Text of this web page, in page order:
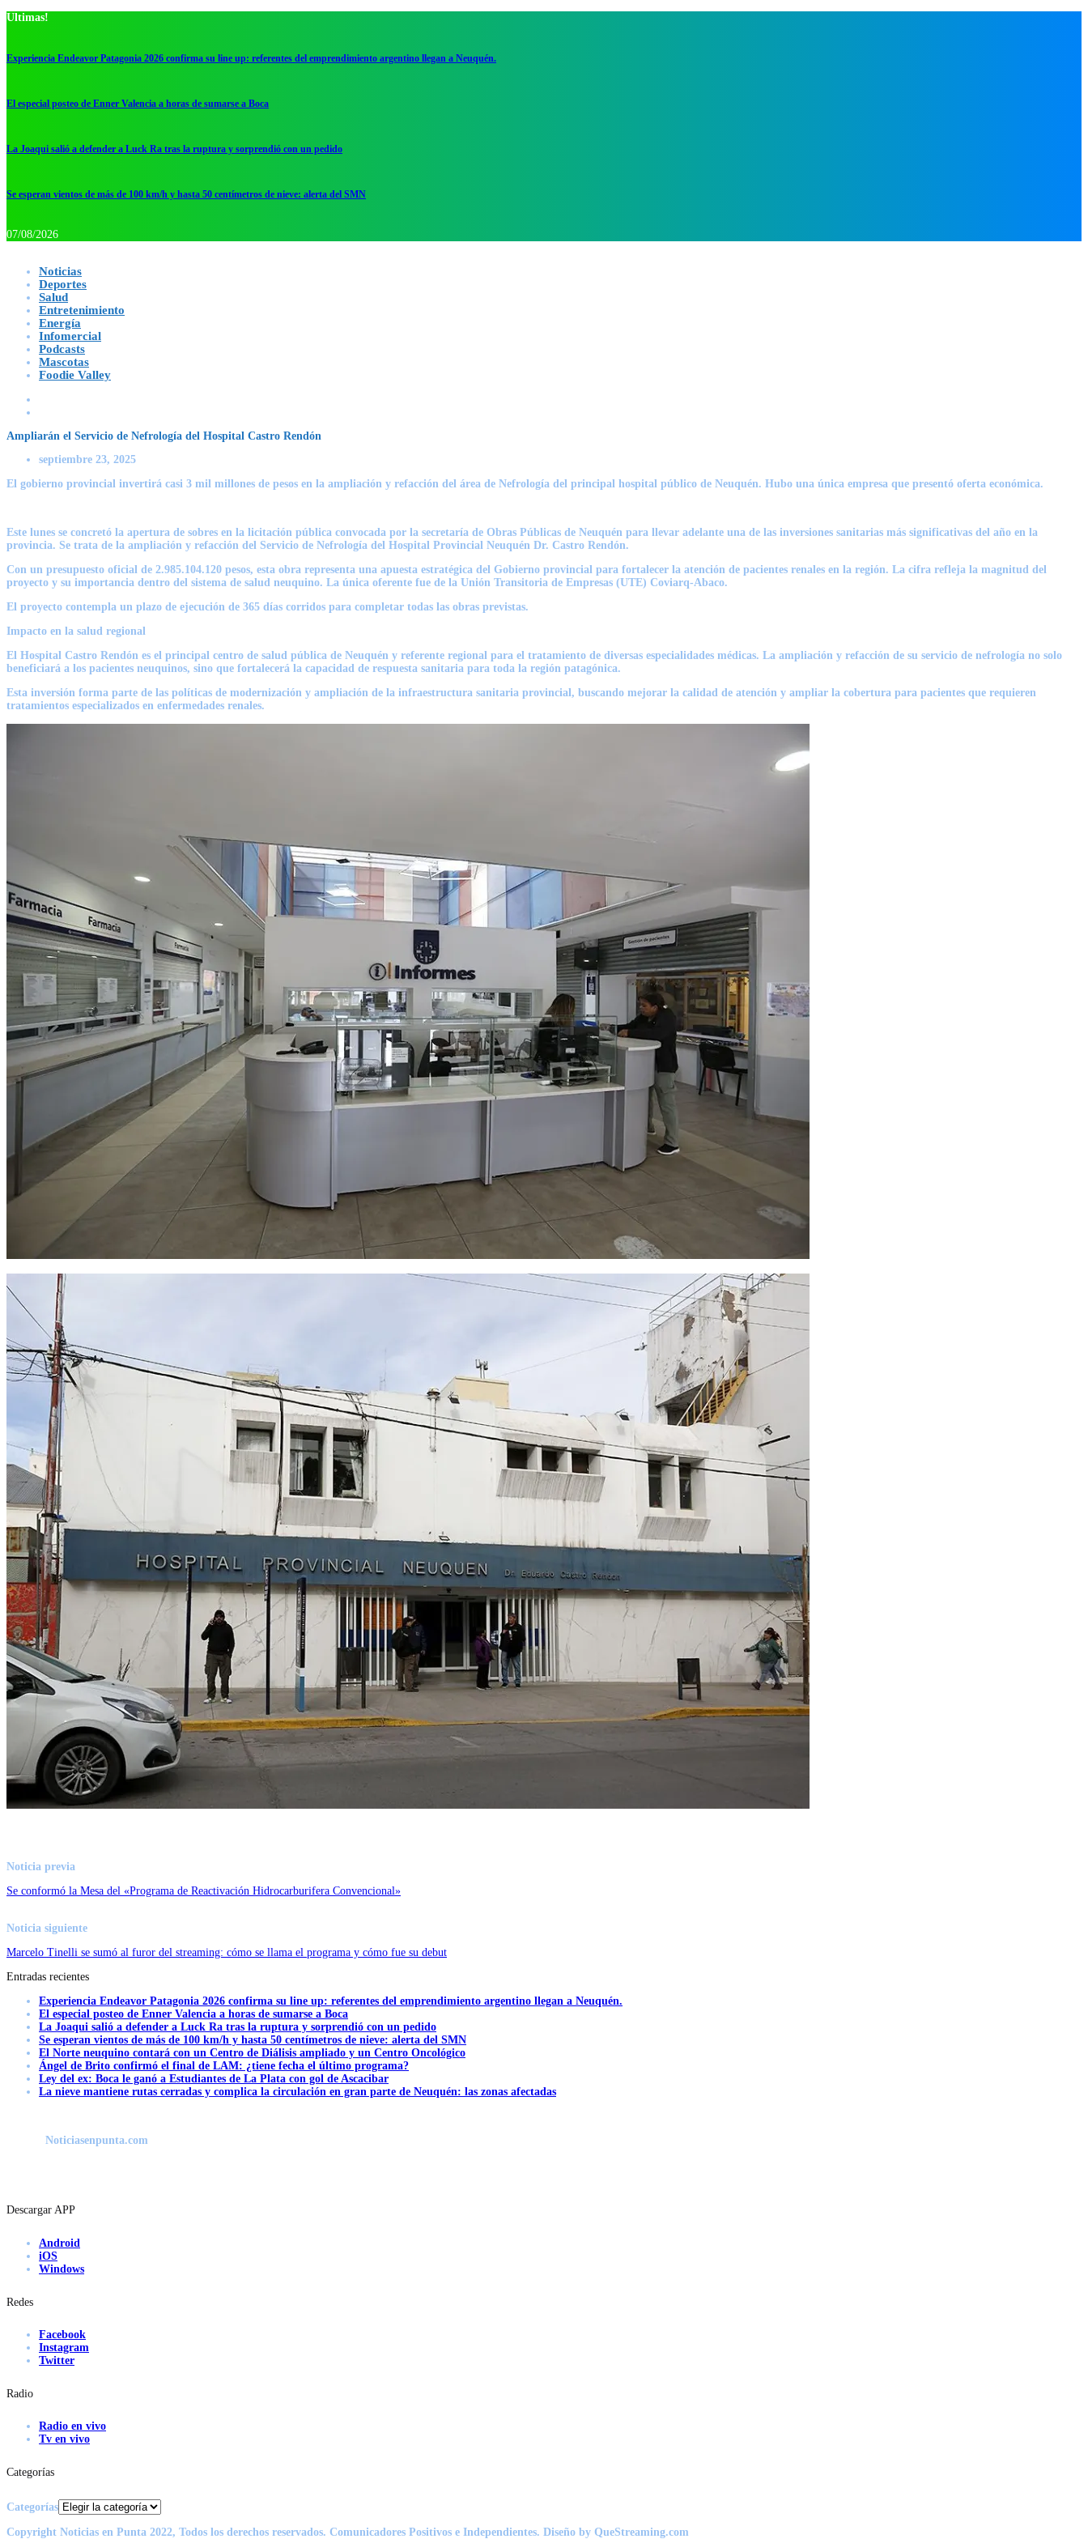
Ultimas!
Experiencia Endeavor Patagonia 2026 confirma su line up: referentes del emprendimiento argentino llegan a Neuquén.
El especial posteo de Enner Valencia a horas de sumarse a Boca
La Joaqui salió a defender a Luck Ra tras la ruptura y sorprendió con un pedido
Se esperan vientos de más de 100 km/h y hasta 50 centímetros de nieve: alerta del SMN
07/08/2026
Noticias
Deportes
Salud
Entretenimiento
Energía
Infomercial
Podcasts
Mascotas
Foodie Valley
Ampliarán el Servicio de Nefrología del Hospital Castro Rendón
septiembre 23, 2025
El gobierno provincial invertirá casi 3 mil millones de pesos en la ampliación y refacción del área de Nefrología del principal hospital público de Neuquén. Hubo una única empresa que presentó oferta económica.
Este lunes se concretó la apertura de sobres en la licitación pública convocada por la secretaría de Obras Públicas de Neuquén para llevar adelante una de las inversiones sanitarias más significativas del año en la
provincia. Se trata de la ampliación y refacción del Servicio de Nefrología del Hospital Provincial Neuquén Dr. Castro Rendón.
Con un presupuesto oficial de 2.985.104.120 pesos, esta obra representa una apuesta estratégica del Gobierno provincial para fortalecer la atención de pacientes renales en la región. La cifra refleja la magnitud del
proyecto y su importancia dentro del sistema de salud neuquino. La única oferente fue de la Unión Transitoria de Empresas (UTE) Coviarq-Abaco.
El proyecto contempla un plazo de ejecución de 365 días corridos para completar todas las obras previstas.
Impacto en la salud regional
El Hospital Castro Rendón es el principal centro de salud pública de Neuquén y referente regional para el tratamiento de diversas especialidades médicas. La ampliación y refacción de su servicio de nefrología no solo
beneficiará a los pacientes neuquinos, sino que fortalecerá la capacidad de respuesta sanitaria para toda la región patagónica.
Esta inversión forma parte de las políticas de modernización y ampliación de la infraestructura sanitaria provincial, buscando mejorar la calidad de atención y ampliar la cobertura para pacientes que requieren
tratamientos especializados en enfermedades renales.
Noticia previa
Se conformó la Mesa del «Programa de Reactivación Hidrocarburifera Convencional»
Noticia siguiente
Marcelo Tinelli se sumó al furor del streaming: cómo se llama el programa y cómo fue su debut
Entradas recientes
Experiencia Endeavor Patagonia 2026 confirma su line up: referentes del emprendimiento argentino llegan a Neuquén.
El especial posteo de Enner Valencia a horas de sumarse a Boca
La Joaqui salió a defender a Luck Ra tras la ruptura y sorprendió con un pedido
Se esperan vientos de más de 100 km/h y hasta 50 centímetros de nieve: alerta del SMN
El Norte neuquino contará con un Centro de Diálisis ampliado y un Centro Oncológico
Ángel de Brito confirmó el final de LAM: ¿tiene fecha el último programa?
Ley del ex: Boca le ganó a Estudiantes de La Plata con gol de Ascacibar
La nieve mantiene rutas cerradas y complica la circulación en gran parte de Neuquén: las zonas afectadas
Noticiasenpunta.com
Descargar APP
Android
iOS
Windows
Redes
Facebook
Instagram
Twitter
Radio
Radio en vivo
Tv en vivo
Categorías
Categorías
Copyright Noticias en Punta 2022, Todos los derechos reservados. Comunicadores Positivos e Independientes. Diseño by QueStreaming.com